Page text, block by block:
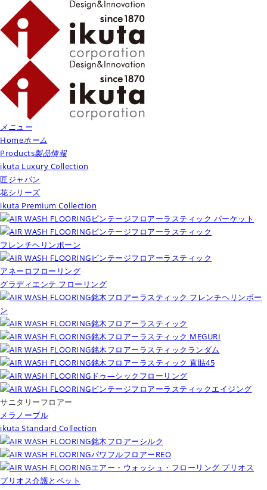
メニュー
Homeホーム
Products製品情報
ikuta Luxury Collection
匠ジャパン
花シリーズ
ikuta Premium Collection
ビンテージフロアーラスティック パーケット
ビンテージフロアーラスティック
フレンチヘリンボーン
ビンテージフロアーラスティック
アネーロフローリング
グラディエンテ フローリング
銘木フロアーラスティック フレンチヘリンボー
ン
銘木フロアーラスティック
銘木フロアーラスティック MEGURI
銘木フロアーラスティックランダム
銘木フロアーラスティック 直貼45
ドゥ―シックフローリング
ビンテージフロアーラスティックエイジング
サニタリーフロアー
メラノーブル
ikuta Standard Collection
銘木フロアーシルク
パワフルフロアーREO
エアー・ウォッシュ・フローリング プリオス
プリオス介護とペット